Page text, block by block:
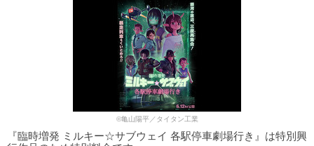
©亀山陽平／タイタン工業
『臨時増発 ミルキー☆サブウェイ 各駅停車劇場行き』は特別興